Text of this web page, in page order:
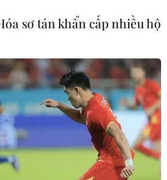
Quảng Nam và khai
đa dạng sinh học quốc
sơ tán khẩn cấp nhiều hộ